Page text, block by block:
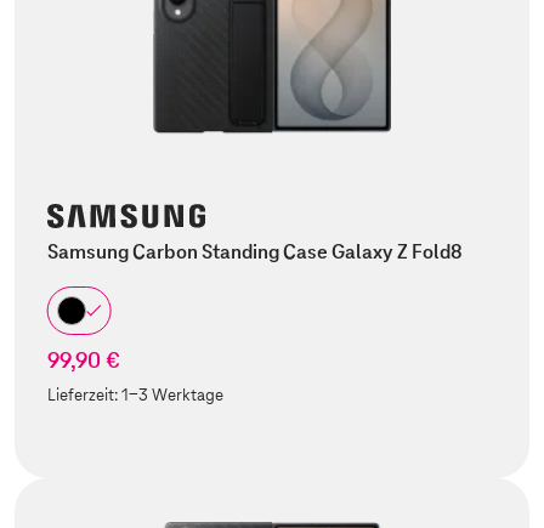
Samsung Carbon Standing Case Galaxy Z Fold8
99,90 €
Lieferzeit:1-3 Werktage